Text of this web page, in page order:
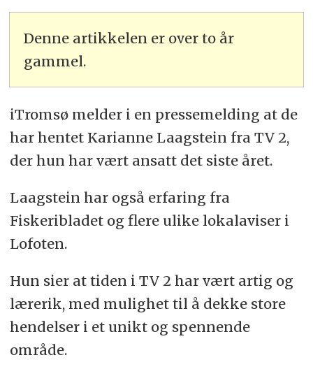
Denne artikkelen er over to år
gammel.
iTromsø melder i en pressemelding at de
har hentet Karianne Laagstein fra TV 2,
der hun har vært ansatt det siste året.
Laagstein har også erfaring fra
Fiskeribladet og flere ulike lokalaviser i
Lofoten.
Hun sier at tiden i TV 2 har vært artig og
lærerik, med mulighet til å dekke store
hendelser i et unikt og spennende
område.